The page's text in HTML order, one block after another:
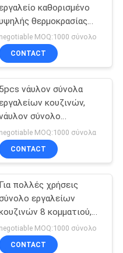
καθορισμένο
θερμοκρασίας
ανθεκτικό Corrosionfree
σιλικόνης
negotiable MOQ:1000 σύνολο
CONTACT
5pcs νάυλον σύνολα
κουζινών,
σύνολο
κουταλιών γοήτρου
ODM
negotiable MOQ:1000 σύνολα
CONTACT
Για πολλές χρήσεις
εργαλείων
8 κομματιού,
σύνολο κουζινών
εργαλείων σιλικόνης
negotiable MOQ:1000 σύνολο
CONTACT